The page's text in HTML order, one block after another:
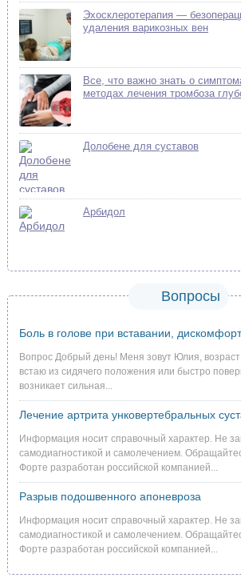
Эхосклеротерапия —
удаления варикозных вен
Все, что важно знать о
методах лечения тромбоза
Долобене для суставов
Арбидол
Вопросы
Боль в голове при вставании,
Вопрос Добрый день! Меня зовут Юлия, возраст
встаю из сидячего положения или быстро
возникает сильная...
Лечение артрита унковертебральных
Информация носит справочный характер. Не
самодиагностикой и самолечением.
Форте разработан российской компанией...
Разрыв подошвенного апоневроза
Информация носит справочный характер. Не
самодиагностикой и самолечением.
Форте разработан российской компанией...